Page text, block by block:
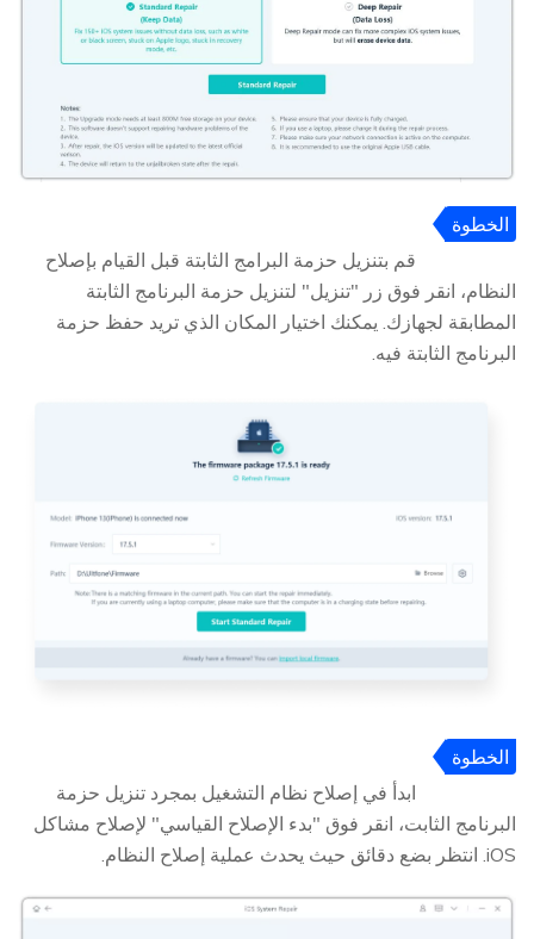
الخطوة
قم بتنزيل حزمة البرامج الثابتة قبل القيام بإصلاح
النظام، انقر فوق زر "تنزيل" لتنزيل حزمة البرنامج الثابتة
المطابقة لجهازك. يمكنك اختيار المكان الذي تريد حفظ حزمة
البرنامج الثابتة فيه.
الخطوة
ابدأ في إصلاح نظام التشغيل بمجرد تنزيل حزمة
البرنامج الثابت، انقر فوق "بدء الإصلاح القياسي" لإصلاح مشاكل
iOS. انتظر بضع دقائق حيث يحدث عملية إصلاح النظام.